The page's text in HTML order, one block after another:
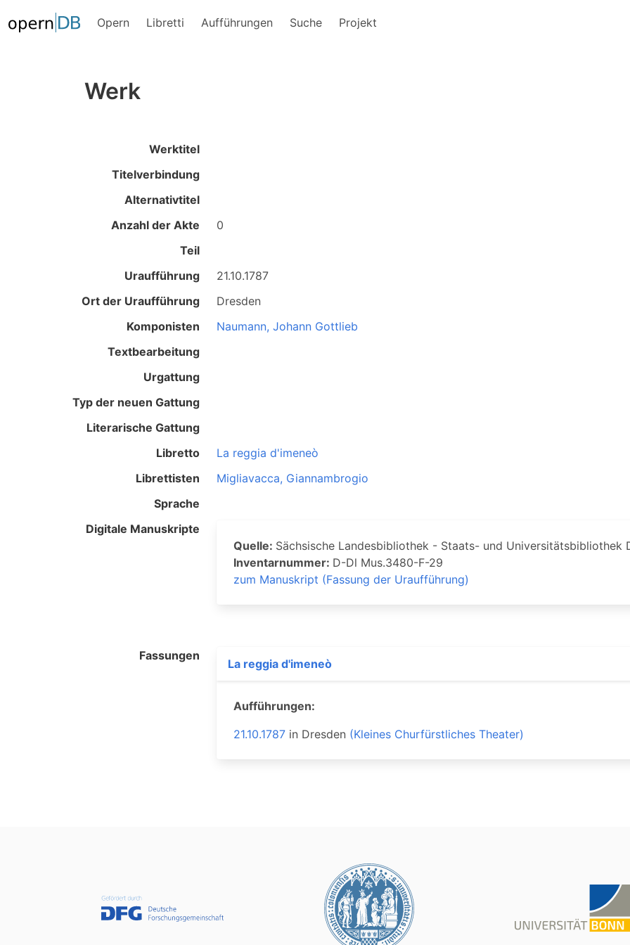
Opern Libretti Aufführungen Suche Projekt
Werk
Werktitel
Titelverbindung
Alternativtitel
Anzahl der Akte
0
Teil
Uraufführung
21.10.1787
Ort der Uraufführung
Dresden
Komponisten
Naumann, Johann Gottlieb
Textbearbeitung
Urgattung
Typ der neuen Gattung
Literarische Gattung
Libretto
La reggia d'imeneò
Librettisten
Migliavacca, Giannambrogio
Sprache
Digitale Manuskripte
Quelle: Sächsische Landesbibliothek - Staats- und Universitätsbibliothek
Inventarnummer: D-Dl Mus.3480-F-29
zum Manuskript (Fassung der Uraufführung)
Fassungen
La reggia d'imeneò
Aufführungen:
21.10.1787 in Dresden (Kleines Churfürstliches Theater)